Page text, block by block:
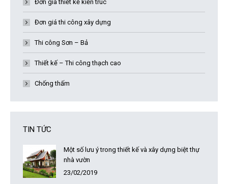
Đơn giá thiết kế kiến trúc
Đơn giá thi công xây dựng
Thi công Sơn – Bả
Thiết kế – Thi công thạch cao
Chống thấm
TIN TỨC
Một số lưu ý trong thiết kế và xây dựng biệt thự
nhà vườn
23/02/2019